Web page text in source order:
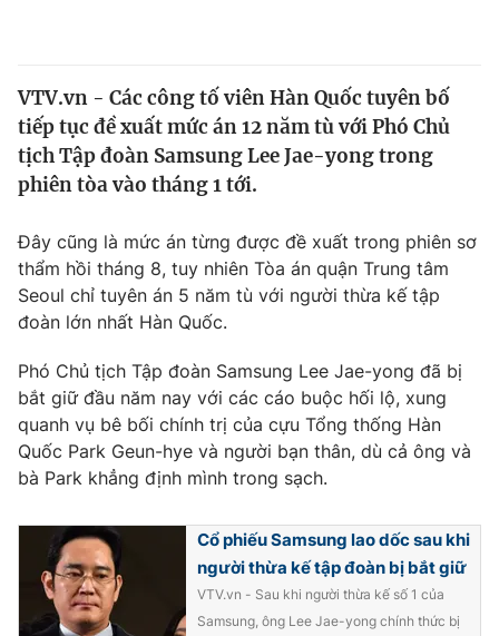
Thế giới
Tin tức
Thế giới đó đây
Câu chuyện quốc tế
Kinh tế
Thị trường
Góc doanh nghiệp
Dữ liệu và đời sống
Truyền hình
Hậu trường
Nhân vật
Khán giả
Giải sao mai
Giải trí
Điện ảnh
Âm nhạc
Đời sống
Du lịch
Làm đẹp
Chất lượng cuộc sống
Giáo dục
Tuyển sinh
Học trực tuyến
Công nghệ
Hitech Công nghệ tương lai
Giao lưu trực tuyến
VTV.vn - Các công tố viên Hàn Quốc tuyên bố
tiếp tục đề xuất mức án 12 năm tù với Phó Chủ
tịch Tập đoàn Samsung Lee Jae-yong trong
phiên tòa vào tháng 1 tới.
Đây cũng là mức án từng được đề xuất trong phiên sơ
thẩm hồi tháng 8, tuy nhiên Tòa án quận Trung tâm
Seoul chỉ tuyên án 5 năm tù với người thừa kế tập
đoàn lớn nhất Hàn Quốc.
Phó Chủ tịch Tập đoàn Samsung Lee Jae-yong đã bị
bắt giữ đầu năm nay với các cáo buộc hối lộ, xung
quanh vụ bê bối chính trị của cựu Tổng thống Hàn
Quốc Park Geun-hye và người bạn thân, dù cả ông và
bà Park khẳng định mình trong sạch.
Cổ phiếu Samsung lao dốc sau khi
người thừa kế tập đoàn bị bắt giữ
VTV.vn - Sau khi người thừa kế số 1 của
Samsung, ông Lee Jae-yong chính thức bị